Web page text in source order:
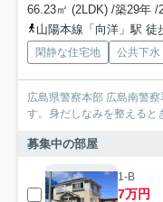
66.23㎡ (2LDK) /築29年 /
山陽本線「向洋」駅 徒
閑静な住宅地 公共下水
広島県警察本部 広島南警
す。身だしなみを整えると
募集中の部屋
1-B
7万円